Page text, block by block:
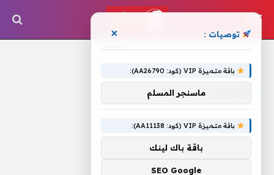
توصيات : ×
باقة متميزة VIP (كود: AA26790):
ماسنجر المسلم
باقة متميزة VIP (كود: AA11138):
باقة باك لينك
SEO Google